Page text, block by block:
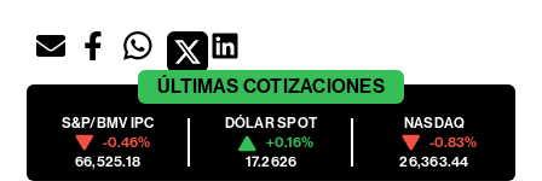
ÚLTIMAS COTIZACIONES
S&P/BMV IPC
-0.46%
66,525.18
DÓLAR SPOT
+0.16%
17.2626
NASDAQ
-0.83%
26,363.44